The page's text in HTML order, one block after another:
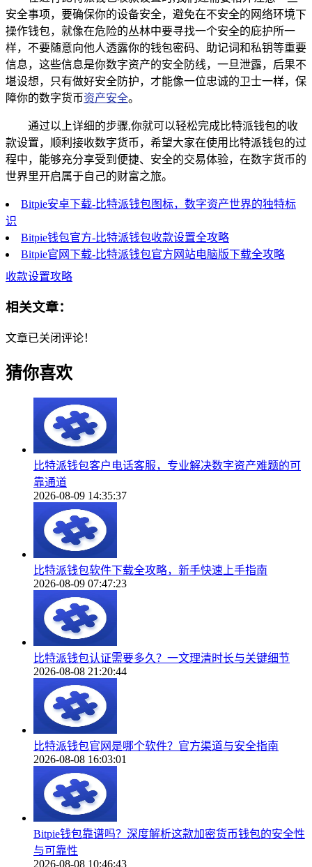
安全事项，要确保你的设备安全，避免在不安全的网络环境下
操作钱包，就像在危险的丛林中要寻找一个安全的庇护所一
样，不要随意向他人透露你的钱包密码、助记词和私钥等重要
信息，这些信息是你数字资产的安全防线，一旦泄露，后果不
堪设想，只有做好安全防护，才能像一位忠诚的卫士一样，保
障你的数字货币资产安全。
通过以上详细的步骤,你就可以轻松完成比特派钱包的收
款设置，顺利接收数字货币，希望大家在使用比特派钱包的过
程中，能够充分享受到便捷、安全的交易体验，在数字货币的
世界里开启属于自己的财富之旅。
Bitpie安卓下载-比特派钱包图标，数字资产世界的独特标
识
Bitpie钱包官方-比特派钱包收款设置全攻略
Bitpie官网下载-比特派钱包官方网站电脑版下载全攻略
收款设置攻略
相关文章：
文章已关闭评论！
猜你喜欢
比特派钱包客户电话客服，专业解决数字资产难题的可
靠通道
2026-08-09 14:35:37
比特派钱包软件下载全攻略，新手快速上手指南
2026-08-09 07:47:23
比特派钱包认证需要多久？一文理清时长与关键细节
2026-08-08 21:20:44
比特派钱包官网是哪个软件？官方渠道与安全指南
2026-08-08 16:03:01
Bitpie钱包靠谱吗？深度解析这款加密货币钱包的安全性
与可靠性
2026-08-08 10:46:43